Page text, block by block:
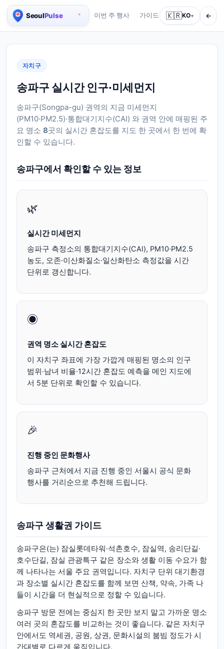
서울 실시간 인구 지도
이번 주 행사 가이드 회사 소개 서비
🇰🇷KO▾ ←
자치구
송파구 실시간 인구·미세먼지
송파구(Songpa-gu) 권역의 지금 미세먼지
(PM10·PM2.5)·통합대기지수(CAI) 와 권역 안에 매핑된 주
요 명소 8곳의 실시간 혼잡도를 지도 한 곳에서 한 번에 확
인할 수 있습니다.
송파구에서 확인할 수 있는 정보
🌿
실시간 미세먼지
송파구 측정소의 통합대기지수(CAI), PM10·PM2.5
농도, 오존·이산화질소·일산화탄소 측정값을 시간
단위로 갱신합니다.
◉
권역 명소 실시간 혼잡도
이 자치구 좌표에 가장 가깝게 매핑된 명소의 인구
범위·남녀 비율·12시간 혼잡도 예측을 메인 지도에
서 5분 단위로 확인할 수 있습니다.
🎉
진행 중인 문화행사
송파구 근처에서 지금 진행 중인 서울시 공식 문화
행사를 거리순으로 추천해 드립니다.
송파구생활권 가이드
송파구은(는) 잠실롯데타워·석촌호수, 잠실역, 송리단길·
호수단길, 잠실 관광특구 같은 장소와 생활 이동 수요가 함
께 나타나는 서울 주요 권역입니다. 자치구 단위 대기환경
과 장소별 실시간 혼잡도를 함께 보면 산책, 약속, 가족 나
들이 시간을 더 현실적으로 정할 수 있습니다.
송파구 방문 전에는 중심지 한 곳만 보지 말고 가까운 명소
여러 곳의 혼잡도를 비교하는 것이 좋습니다. 같은 자치구
안에서도 역세권, 공원, 상권, 문화시설의 붐빔 정도가 시
간대별로 다르게 움직입니다.